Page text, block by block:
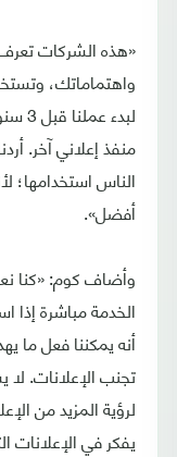
«هذه الشركات
واهتماماتك،
منفذ إعلاني آخر.
الناس استخدامها؛
أفضل».
وأضاف كوم: «كنا
الخدمة مباشرة إذا
أنه يمكننا فعل ما
تجنب الإعلانات.
لرؤية المزيد من
يفكر في الإعلانات